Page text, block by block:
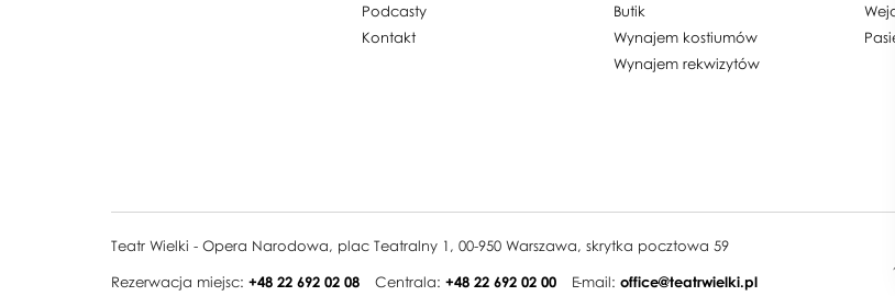
Podcasty
Kontakt
Butik
Wynajem kostiumów
Wynajem rekwizytów
Teatr Wielki - Opera Narodowa, plac Teatralny 1, 00-950 Warszawa, skrytka pocztowa 59
Rezerwacja miejsc: +48 22 692 02 08 Centrala: +48 22 692 02 00 E-mail: office@teatrwielki.pl